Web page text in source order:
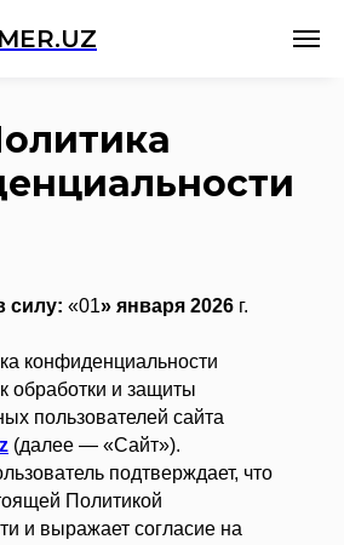
силу: «01» января 2026 г.
конфиденциальности
обработки и защиты
пользователей сайта
(далее — «Сайт»).
подтверждает, что
Политикой
и выражает согласие на